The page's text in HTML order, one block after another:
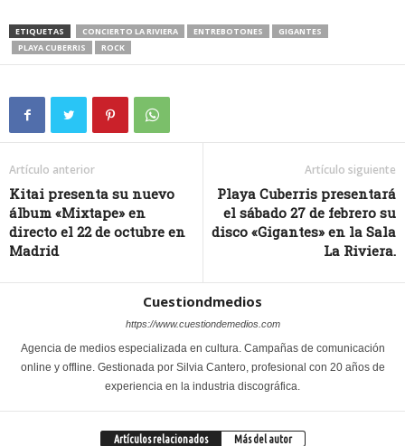
ETIQUETAS CONCIERTO LA RIVIERA ENTREBOTONES
GIGANTES
PLAYA CUBERRIS
ROCK
Artículo anterior
Kitai presenta su nuevo
álbum «Mixtape» en
directo el 22 de octubre en
Madrid
Artículo siguiente
Playa Cuberris presentará
el sábado 27 de febrero su
disco «Gigantes» en la Sala
La Riviera.
Cuestiondmedios
https://www.cuestiondemedios.com
Agencia de medios especializada en cultura. Campañas de comunicación
online y offline. Gestionada por Silvia Cantero, profesional con 20 años de
experiencia en la industria discográfica.
Artículos relacionados Más del autor